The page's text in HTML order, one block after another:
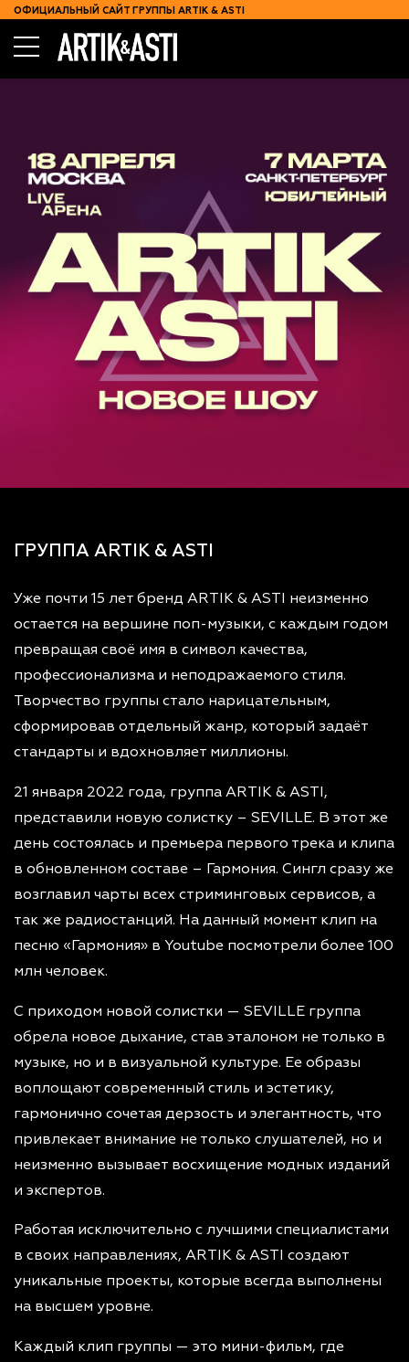
ОФИЦИАЛЬНЫЙ САЙТ ГРУППЫ ARTIK & ASTI
ГРУППА ARTIK & ASTI
Уже почти 15 лет бренд ARTIK & ASTI неизменно
остается на вершине поп-музыки, с каждым годом
превращая своё имя в символ качества,
профессионализма и неподражаемого стиля.
Творчество группы стало нарицательным,
сформировав отдельный жанр, который задаёт
стандарты и вдохновляет миллионы.
21 января 2022 года, группа ARTIK & ASTI,
представили новую солистку – SEVILLE. В этот же
день состоялась и премьера первого трека и клипа
в обновленном составе – Гармония. Сингл сразу же
возглавил чарты всех стриминговых сервисов, а
так же радиостанций. На данный момент клип на
песню «Гармония» в Youtube посмотрели более 100
млн человек.
С приходом новой солистки — SEVILLE группа
обрела новое дыхание, став эталоном не только в
музыке, но и в визуальной культуре. Ее образы
воплощают современный стиль и эстетику,
гармонично сочетая дерзость и элегантность, что
привлекает внимание не только слушателей, но и
неизменно вызывает восхищение модных изданий
и экспертов.
Работая исключительно с лучшими специалистами
в своих направлениях, ARTIK & ASTI создают
уникальные проекты, которые всегда выполнены
на высшем уровне.
Каждый клип группы — это мини-фильм, где